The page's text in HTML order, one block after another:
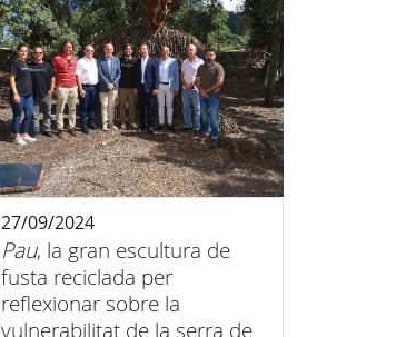
Pau, la gran escultura de
fusta reciclada per
reflexionar sobre la
vulnerabilitat de la serra de
27/09/2024